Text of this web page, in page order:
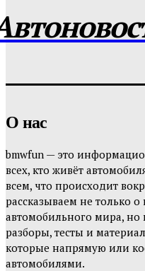
О нас
bmwfun — это
всех, кто живёт
всем, что происходит
рассказываем не только о
автомобильного мира, но
разборы, тесты и
которые напрямую или
автомобилями.